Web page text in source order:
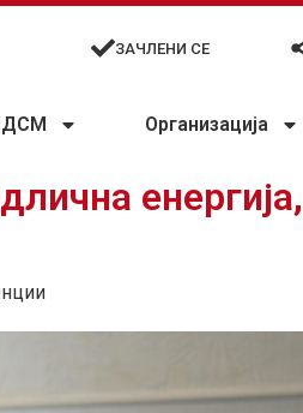
ЗАЧЛЕНИ СЕ
Организација